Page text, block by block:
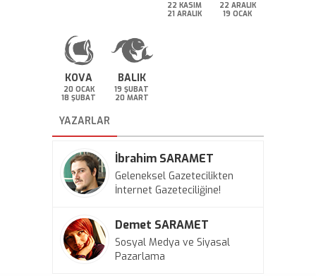
22 KASIM
21 ARALIK
22 ARALIK
19 OCAK
KOVA
20 OCAK
18 ŞUBAT
BALIK
19 ŞUBAT
20 MART
YAZARLAR
İbrahim SARAMET
Geleneksel Gazetecilikten
İnternet Gazeteciliğine!
Demet SARAMET
Sosyal Medya ve Siyasal
Pazarlama